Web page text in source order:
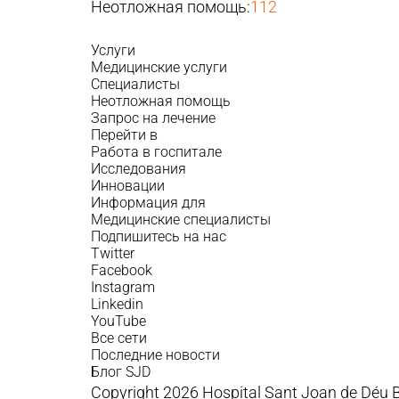
Неотложная помощь:112
Услуги
Медицинские услуги
Специалисты
Неотложная помощь
Запрос на лечение
Перейти в
Работа в госпитале
Исследования
Инновации
Информация для
Медицинские специалисты
Подпишитесь на нас
Twitter
Facebook
Instagram
Linkedin
YouTube
Все сети
Последние новости
Блог SJD
Copyright 2026 Hospital Sant Joan de Déu